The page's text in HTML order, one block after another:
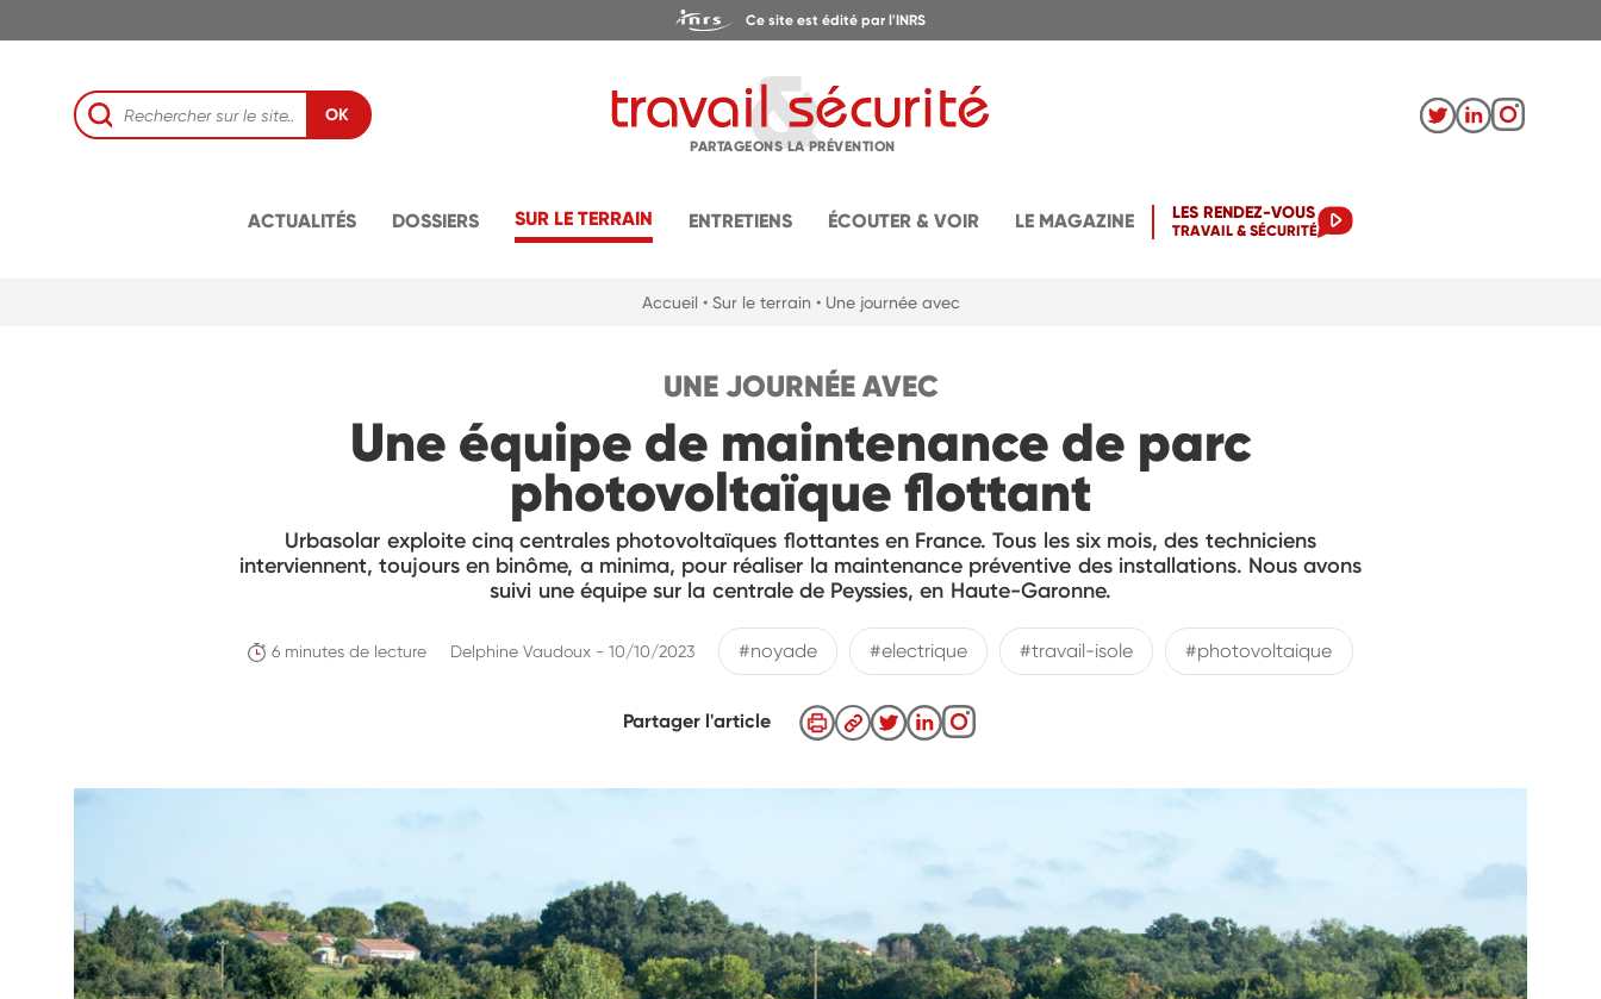
Ce site est édité par l'INRS
OK
PARTAGEONS LA PRÉVENTION
ACTUALITÉS DOSSIERS SUR LE TERRAIN ENTRETIENS ÉCOUTER & VOIR LE MAGAZINE LES RENDEZ-VOUS
TRAVAIL & SÉCURITÉ
Accueil • Sur le terrain • Une journée avec
UNE JOURNÉE AVEC
Une équipe de maintenance de parc
photovoltaïque flottant
Urbasolar exploite cinq centrales photovoltaïques flottantes en France. Tous les six mois, des techniciens
interviennent, toujours en binôme, a minima, pour réaliser la maintenance préventive des installations. Nous avons
suivi une équipe sur la centrale de Peyssies, en Haute-Garonne.
6 minutes de lecture Delphine Vaudoux - 10/10/2023 #noyade #electrique #travail-isole #photovoltaique
Partager l'article